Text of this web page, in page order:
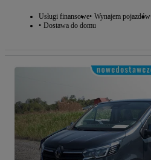
Usługi finansowe Wynajem pojazdów
Dostawa do domu